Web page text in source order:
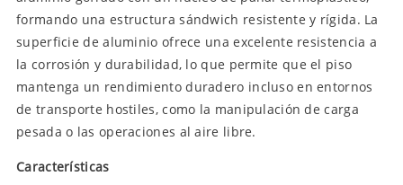
formando una estructura sándwich resistente y rígida. La
superficie de aluminio ofrece una excelente resistencia a
la corrosión y durabilidad, lo que permite que el piso
mantenga un rendimiento duradero incluso en entornos
de transporte hostiles, como la manipulación de carga
pesada o las operaciones al aire libre.
Características